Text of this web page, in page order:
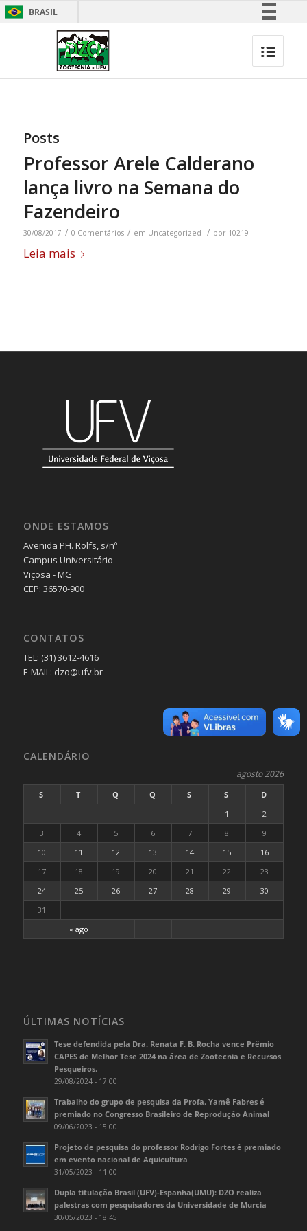
BRASIL
Posts
Professor Arele Calderano
lança livro na Semana do
Fazendeiro
30/08/2017 / 0 Comentários / em Uncategorized / por 10219
Leia mais
ONDE ESTAMOS
Avenida PH. Rolfs, s/nº
Campus Universitário
Viçosa - MG
CEP: 36570-900
CONTATOS
TEL: (31) 3612-4616
E-MAIL: dzo@ufv.br
CALENDÁRIO
agosto 2026
S T Q Q S S D
« ago
1
2
3
4 5 6 7 8
9
10
11 12 13 14 15
16
17
18 19 20 21 22
23
24
25 26 27 28 29
30
31
ÚLTIMAS NOTÍCIAS
Tese defendida pela Dra. Renata F. B. Rocha vence Prêmio
CAPES de Melhor Tese 2024 na área de Zootecnia e Recursos
Pesqueiros.
29/08/2024 - 17:00
Trabalho do grupo de pesquisa da Profa. Yamê Fabres é
premiado no Congresso Brasileiro de Reprodução Animal
09/06/2023 - 15:00
Projeto de pesquisa do professor Rodrigo Fortes é premiado
em evento nacional de Aquicultura
31/05/2023 - 11:00
Dupla titulação Brasil (UFV)-Espanha(UMU): DZO realiza
palestras com pesquisadores da Universidade de Murcia
30/05/2023 - 18:45